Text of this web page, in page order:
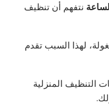
نتفهم أن تنظيف
لهذا السبب تقدم
التنظيف المنزلية